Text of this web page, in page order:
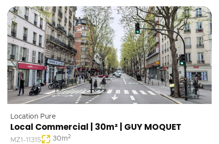
Location Pure
Local Commercial | 30m² | GUY MOQUET
MZ1-11315 30m2